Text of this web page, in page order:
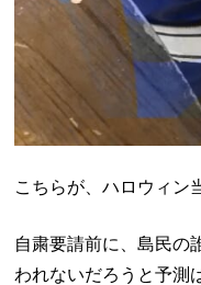
こちらが、ハロウィン
自粛要請前に、島民の
われないだろうと予測